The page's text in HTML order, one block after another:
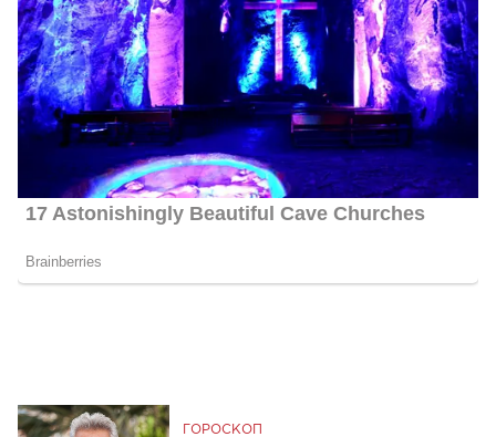
ГОРОСКОП